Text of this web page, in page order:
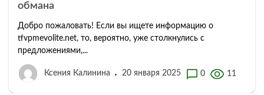
обмана
Добро пожаловать! Если вы ищете информацию о
tfvpmevolite.net, то, вероятно, уже столкнулись с
предложениями,...
Ксения Калинина 20 января 2025 0 11